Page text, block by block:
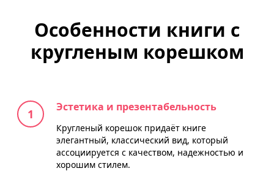
Особенности книги с
кругленым корешком
Эстетика и презентабельность
Кругленый корешок придаёт книге
элегантный, классический вид, который
ассоциируется с качеством, надежностью и
хорошим стилем.